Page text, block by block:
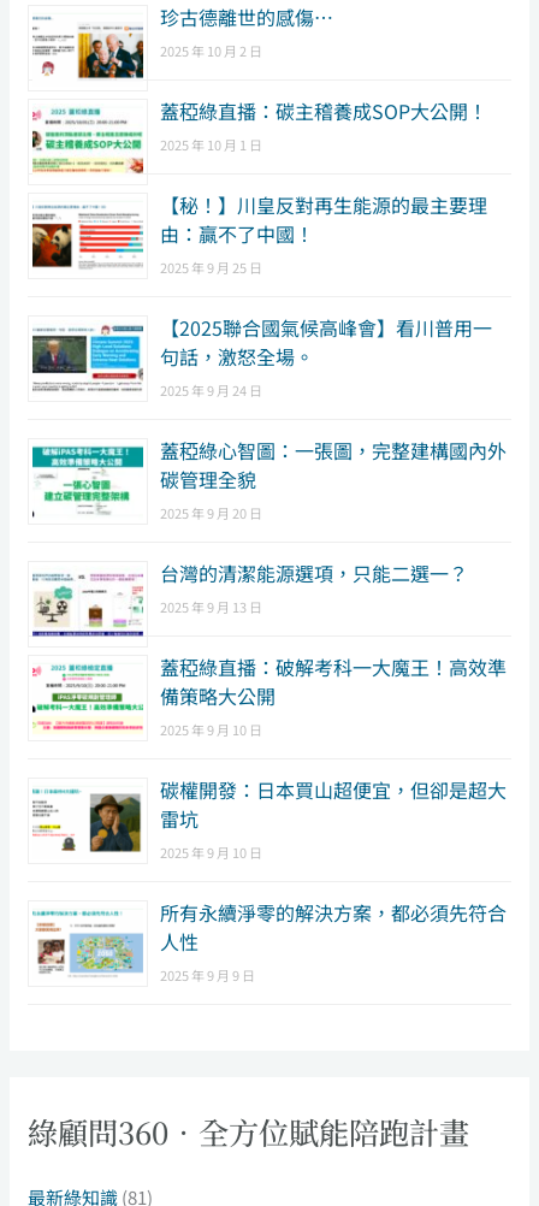
珍古德離世的感傷…
2025 年 10 月 2 日
蓋稏綠直播：碳主稽養成SOP大公開！
2025 年 10 月 1 日
【秘！】川皇反對再生能源的最主要理
由：贏不了中國！
2025 年 9 月 25 日
【2025聯合國氣候高峰會】看川普用一
句話，激怒全場。
2025 年 9 月 24 日
蓋稏綠心智圖：一張圖，完整建構國內外
碳管理全貌
2025 年 9 月 20 日
台灣的清潔能源選項，只能二選一？
2025 年 9 月 13 日
蓋稏綠直播：破解考科一大魔王！高效準
備策略大公開
2025 年 9 月 10 日
碳權開發：日本買山超便宜，但卻是超大
雷坑
2025 年 9 月 10 日
所有永續淨零的解決方案，都必須先符合
人性
2025 年 9 月 9 日
綠顧問360．全方位賦能陪跑計畫
最新綠知識(81)